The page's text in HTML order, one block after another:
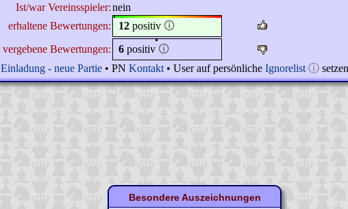
Ist/war Vereinsspieler:nein
erhaltene Bewertungen:
12 positiv 🛈
vergebene Bewertungen:
6 positiv 🛈
Einladung - neue Partie • PN Kontakt • User auf persönliche Ignorelist ⓘ setzen
Besondere Auszeichnungen